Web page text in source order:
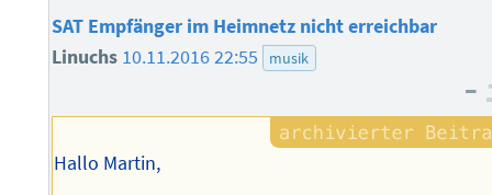
SAT Empfänger im Heimnetz nicht erreichbar
Linuchs 10.11.2016 22:55 musik
–
Hallo Martin,